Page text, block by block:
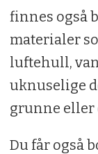
finnes også
materialer
luftehull,
uknuselige
grunne eller
Du får også